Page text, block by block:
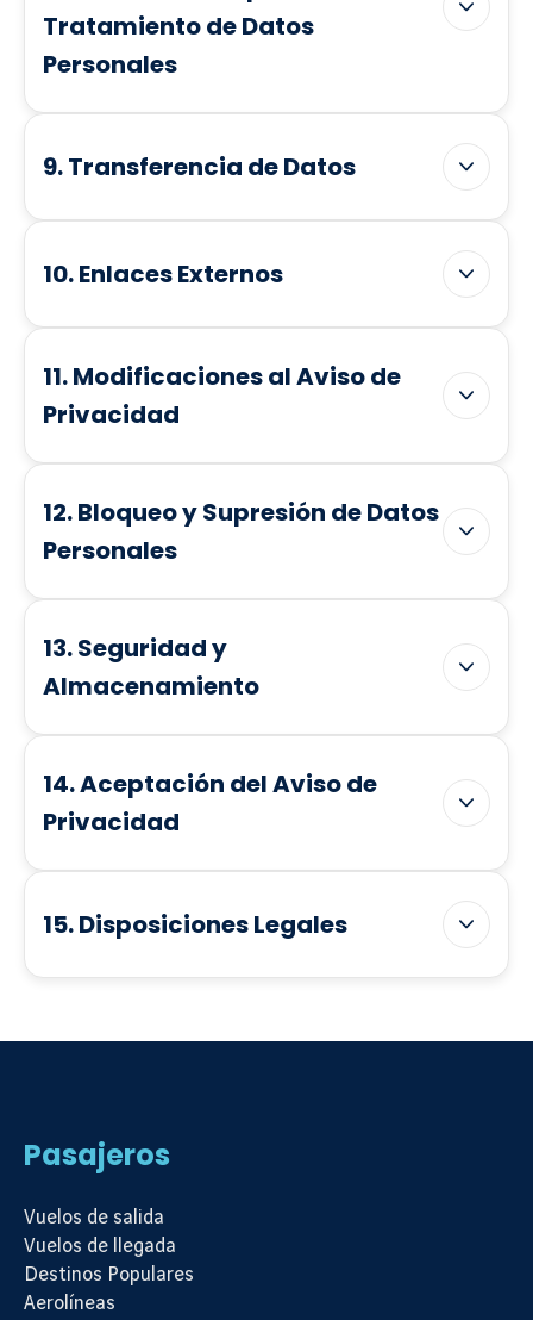
Tratamiento de Datos
Personales
9. Transferencia de Datos
10. Enlaces Externos
11. Modificaciones al Aviso de
Privacidad
12. Bloqueo y Supresión de Datos
Personales
13. Seguridad y
Almacenamiento
14. Aceptación del Aviso de
Privacidad
15. Disposiciones Legales
Pasajeros
Vuelos de salida
Vuelos de llegada
Destinos Populares
Aerolíneas